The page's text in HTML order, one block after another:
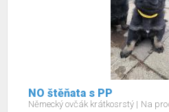
NO štěňata s PP
Německý ovčák krátkosrstý Na